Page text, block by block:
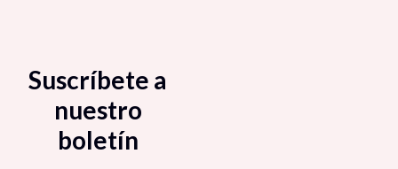
Suscríbete a
nuestro
boletín